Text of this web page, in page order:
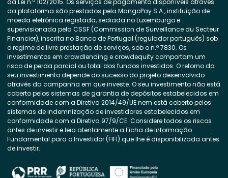
da Lei n.º 102/2015. Os serviços de pagamento disponíveis através
da plataforma são prestados pela MangoPay S.A., instituição de
moeda eletrónica registada, sediada no Luxemburgo e
supervisionada pela CSSF (Commission de Surveillance du Secteur
Financier), inscrita no Banco de Portugal (regulador português) sob
o regime de livre prestação de serviços, sob o n.º 7830. Os
investimentos em crowdlending e crowdequity comportam um
risco de perda parcial ou total dos fundos investidos. O retorno do
seu investimento depende do sucesso do projeto desenvolvido
através da campanha em que investe. O seu investimento não está
coberto pelos sistemas de garantia de depósitos estabelecidos em
conformidade com a Diretiva 2014/49/UE nem está coberto pelos
sistemas de indemnização de investidores estabelecidos em
conformidade com a Diretiva 97/9/CE. Considere todos os riscos
antes de investir e leia atentamente a Ficha de Informação
Fundamental para o Investidor (FIFI) que lhe é disponibilizada antes
de investir.